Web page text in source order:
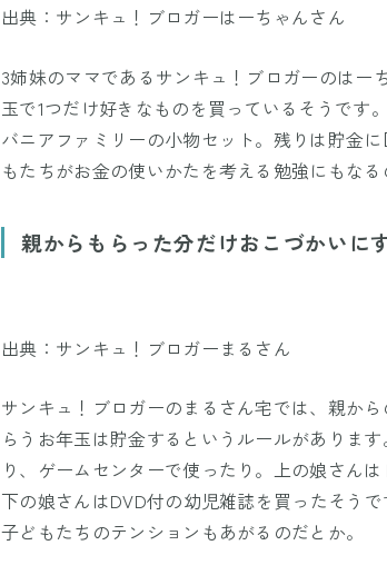
出典：サンキュ！ブロガーはーちゃんさん
3姉妹のママであるサンキュ！ブロガーのは
玉で1つだけ好きなものを買っているそうです
バニアファミリーの小物セット。残りは貯金
もたちがお金の使いかたを考える勉強にもなる
親からもらった分だけおこづかいに
出典：サンキュ！ブロガーまるさん
サンキュ！ブロガーのまるさん宅では、親か
らうお年玉は貯金するというルールがありま
り、ゲームセンターで使ったり。上の娘さん
下の娘さんはDVD付の幼児雑誌を買ったそう
子どもたちのテンションもあがるのだとか。